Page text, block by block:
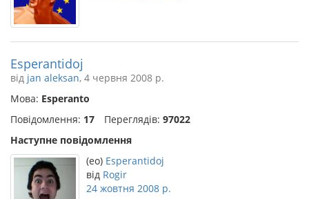
Esperantidoj
від jan aleksan, 4 червня 2008 р.
Мова: Esperanto
Повідомлення: 17 Переглядів: 97022
Наступне повідомлення
(eo) Esperantidoj
від Rogir
24 жовтня 2008 р.